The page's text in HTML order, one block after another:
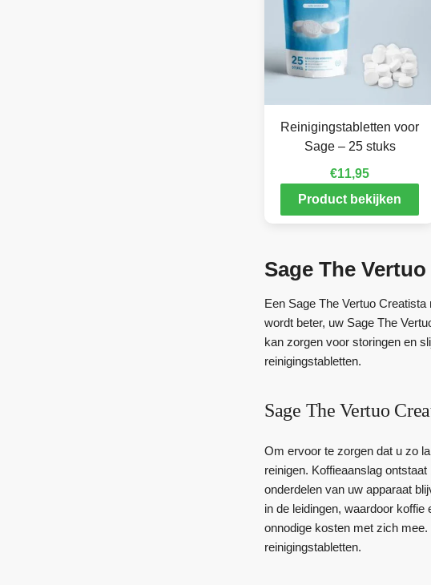
Reinigingstabletten voor
Sage – 25 stuks
€11,95
Product bekijken
Sage The
Een Sage The Vertuo
wordt beter, uw Sage The
kan zorgen voor storingen en
reinigingstabletten.
Sage The Vertuo
Om ervoor te zorgen dat u zo
reinigen. Koffieaanslag
onderdelen van uw apparaat
in de leidingen, waardoor
onnodige kosten met zich
reinigingstabletten.